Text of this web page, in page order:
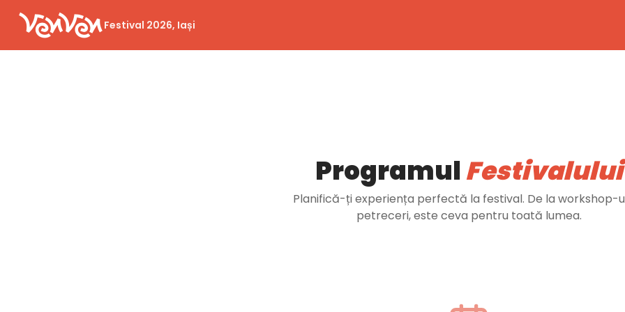
Festival 2026, Iași
ProgramulFestivalului
Planifică-ți experiența perfectă la festival. De la workshop-
petreceri, este ceva pentru toată lumea.